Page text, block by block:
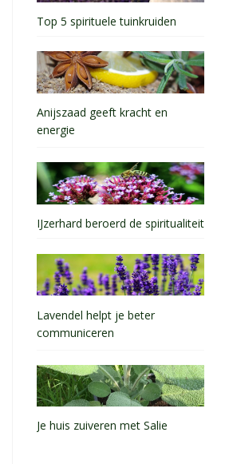
Top 5 spirituele tuinkruiden
Anijszaad geeft kracht en
energie
IJzerhard beroerd de spiritualiteit
Lavendel helpt je beter
communiceren
Je huis zuiveren met Salie